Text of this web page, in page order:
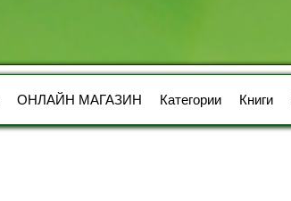
ОНЛАЙН МАГАЗИН Категории Книги